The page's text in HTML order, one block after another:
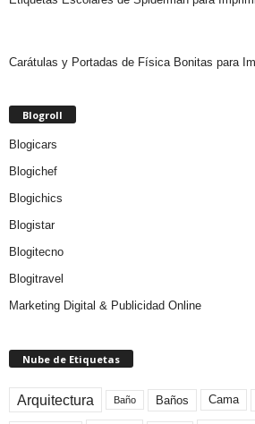
Carátulas y Portadas de Física Bonitas para
Blogroll
Blogicars
Blogichef
Blogichics
Blogistar
Blogitecno
Blogitravel
Marketing Digital & Publicidad Online
Nube de Etiquetas
Arquitectura Baño Baños Cama